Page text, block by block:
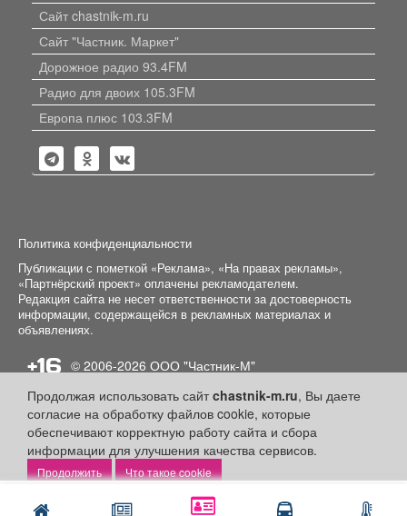
Написать Позвонить
Продолжая использовать сайтchastnik-m.ru, Вы даете
согласие на обработку файлов cookie, которые
обеспечивают корректную работу сайта и сбора
информации для улучшения качества сервисов.
Что такое cookie
Сайт chastnik-m.ru
Сайт "Частник. Маркет"
Дорожное радио 93.4FM
Радио для двоих 105.3FM
Европа плюс 103.3FM
Политика конфиденциальности
Публикации с пометкой «Реклама», «На правах рекламы»,
«Партнёрский проект» оплачены рекламодателем.
Редакция сайта не несет ответственности за достоверность
информации, содержащейся в рекламных материалах и
объявлениях.
+16 © 2006-2026 ООО "Частник-М"